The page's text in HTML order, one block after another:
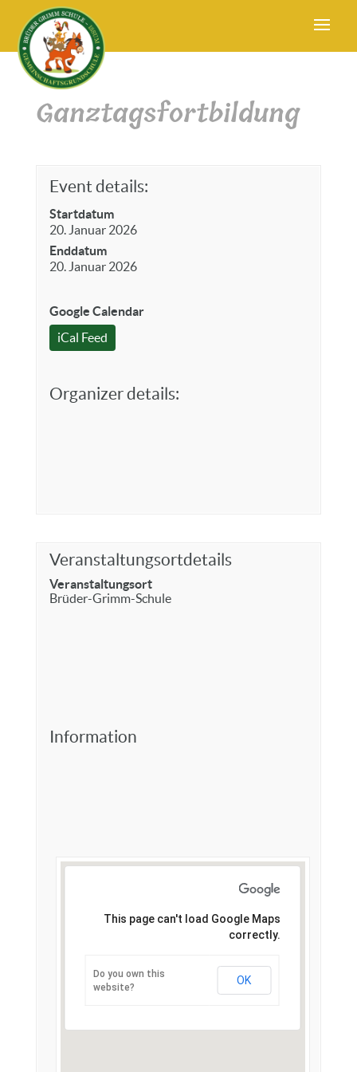
Ganztagsfortbildung
Event details:
Startdatum
20. Januar 2026
Enddatum
20. Januar 2026
Google Calendar
iCal Feed
Organizer details:
Veranstaltungsortdetails
Veranstaltungsort
Brüder-Grimm-Schule
Information
This page can't load Google Maps
correctly.
Do you own this
website?
OK